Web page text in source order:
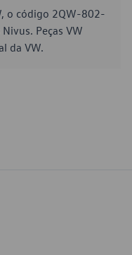
o código 2QW-802-
Peças VW
da VW.